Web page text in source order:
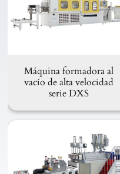
Máquina formadora al
vacío de alta velocidad
serie DXS